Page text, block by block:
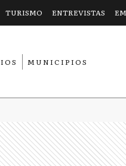
TURISMO ENTREVISTAS
MUNICIPIOS